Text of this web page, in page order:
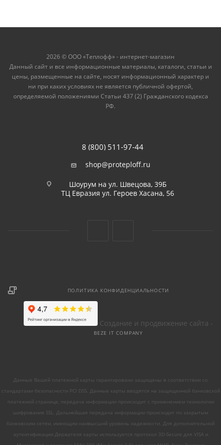
2026 © ООО «Теплофф» - интернет-магазин
Данный сайт и все информационные материалы, каталоги, статьи и
цены, размещенные на сайте, носят информационный характер и
ни при каких условиях не является публичной офертой,
определяемой положениями Статьи 437 (2) Гражданского кодекса
РФ.
8 (800) 511-97-44
shop@proteploff.ru
Шоурум на ул. Швецова, 39Б
ТЦ Евразия ул. Героев Хасана, 56
ПОЛИТИКА КОНФИДЕНЦИАЛЬНОСТИ
Создание и продвижение сайта -
BEZE IT COMPANY
Данные Вашей платежной карты гарантировано защищены в соответствии со
стандартами безопасности PCI DSS. Данные карты вводятся на защищенной банковской
платежной странице, передача информации происходит с применением технологии
шифрования SSL. Дальнейшая передача информации происходит по закрытым
банковским сетям, имеющим наивысший уровень надежности. Для дополнительной
аутентификации Держателя карты используется протокол 3D-Secure для VISA и